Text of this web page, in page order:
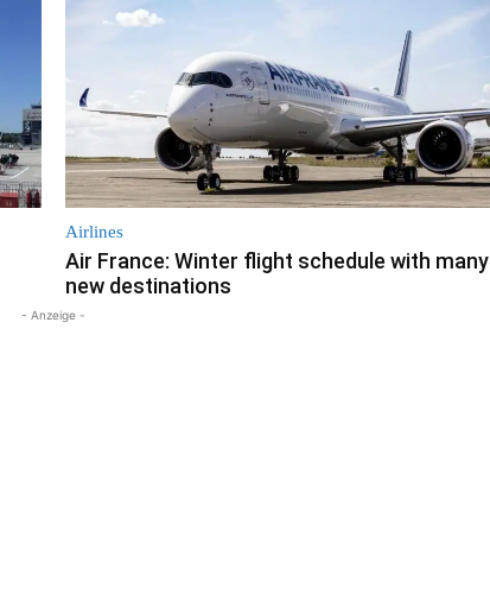
Airlines
Air France: Winter flight schedule with many
new destinations
- Anzeige -